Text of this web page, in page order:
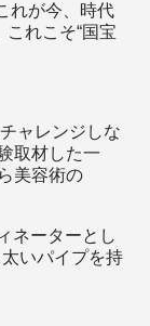
れが今、時代
これこそ“国宝
ャレンジしな
取材した一
美容術の
ネーターとし
いパイプを持